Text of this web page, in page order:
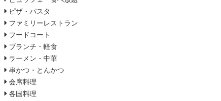
ピザ・パスタ
ファミリーレストラン
フードコート
ブランチ・軽食
ラーメン・中華
串かつ・とんかつ
会席料理
各国料理